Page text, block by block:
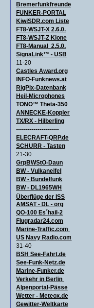
Bremerfunkfreunde
FUNKER-PORTAL
KiwiSDR.com Liste
FT8-WSJT-X 2.6.0.
FT8-WSJT-Z Klone
FT8-Manual 2.5.0.
SignaLink™ - USB
11-20
Castles Award.org
INFO-Funknews.at
RigPix-Datenbank
Heil-Microphones
TONO™ Theta-350
ANNECKE-Koppler
TX/RX - Hilberling
----------------------
ELECRAFT-QRP.de
SCHURR - Tasten
21-30
GrpBWStO-Daun
BW - Vulkaneifel
BW- Bündelfunk
BW - DL1965WH
Überflüge der ISS
AMSAT - DL - org
QO-100 Es´hail-2
Flugradar24.com
Marine-Traffic.com
US Navy Radio.com
31-40
BSH See-Fahrt.de
See-Funk-Netz.de
Marine-Funker.de
Verkehr in Berlin
Alpenportal-Pässe
Wetter - Meteox.de
Gewitter-Weltkarte